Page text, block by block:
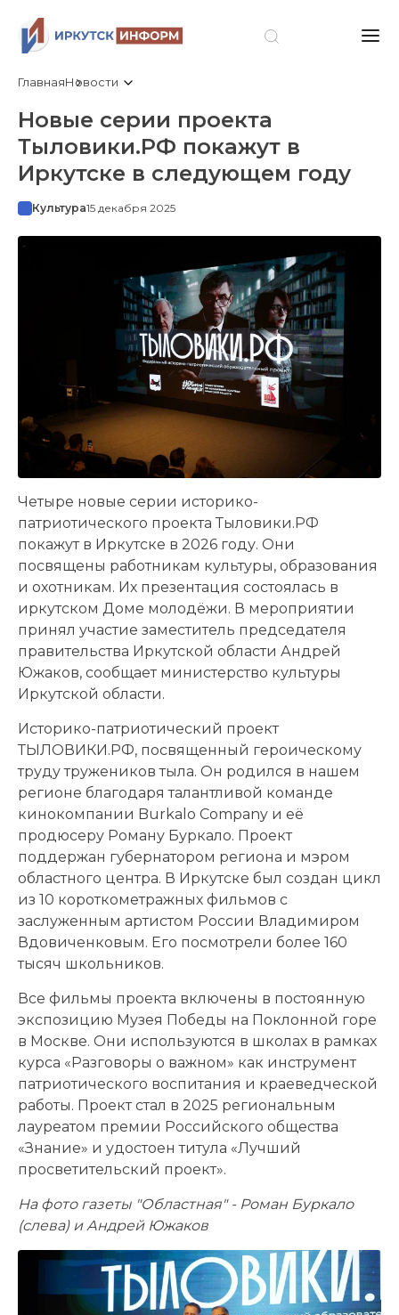
ГлавнаяНовости
Новые серии проекта
Тыловики.РФ покажут в
Иркутске в следующем году
Культура15 декабря 2025
Четыре новые серии историко-
патриотического проекта Тыловики.РФ
покажут в Иркутске в 2026 году. Они
посвящены работникам культуры, образования
и охотникам. Их презентация состоялась в
иркутском Доме молодёжи. В мероприятии
принял участие заместитель председателя
правительства Иркутской области Андрей
Южаков, сообщает министерство культуры
Иркутской области.
Историко-патриотический проект
ТЫЛОВИКИ.РФ, посвященный героическому
труду тружеников тыла. Он родился в нашем
регионе благодаря талантливой команде
кинокомпании Burkalo Company и её
продюсеру Роману Буркало. Проект
поддержан губернатором региона и мэром
областного центра. В Иркутске был создан цикл
из 10 короткометражных фильмов с
заслуженным артистом России Владимиром
Вдовиченковым. Его посмотрели более 160
тысяч школьников.
Все фильмы проекта включены в постоянную
экспозицию Музея Победы на Поклонной горе
в Москве. Они используются в школах в рамках
курса «Разговоры о важном» как инструмент
патриотического воспитания и краеведческой
работы. Проект стал в 2025 региональным
лауреатом премии Российского общества
«Знание» и удостоен титула «Лучший
просветительский проект».
На фото газеты "Областная" - Роман Буркало
(слева) и Андрей Южаков